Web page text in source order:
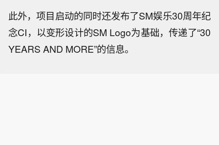
此外，项目启动的同时还发布了SM娱乐30周年纪
念CI，以变形设计的SM Logo为基础，传递了“30
YEARS AND MORE”的信息。